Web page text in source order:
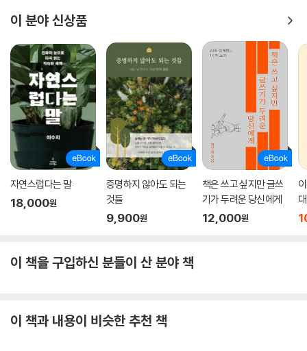
의 주체이자 생산자인 인간 본성에 대한 이해까지 시도한다.
웃음의 진화
우리는 왜 웃는지를 알아보기 위해 인간이라는 종이 처음 웃음을 터뜨린
순간, 즉 시간을 거슬러 올라가 우리 조상 인류가 언제 어떤 상황을 맞이하
여 웃음을 탄생시키게 되었는지, 웃음의 기원을 탐구한다.
최초의 웃음은 인류가 적이나 포식자 등 자신의 생명에 위협이 되는 듯한
상황을 맞닥뜨렸을 때 일차적으로 보인 두려움/긴장 반응이 알고 보니 그
상황이 걱정할 필요가 없는 사소한 것(거짓 경보)이라는 사실을 깨닫고는
누그러지는 순간에 태어났다. 경계하고 이빨을 드러내며 상대를 위협하던
찡그린 표정은 불안한 마음을 덜어 냄과 동시에 이를 살짝만 드러내거나
감추는 미소를 탄생시켰고, 나아가 주위에 있는 친지나 동료들에게 안전을
간파할 수 있을 정도로 웃음소리가 크고 “하하하” 내지는 “호호호”, “히히
에 대해서도 적절한 설명을 제공한다.
이 분야 신상품
자연스럽다는 말
18,000원
증명하지 않아도 되는
것들
9,900원
책은 쓰고 싶지만 글쓰
기가 두려운 당신에게
12,000원
이 책을 구입하신 분들이 산 분야 책
이 책과 내용이 비슷한 추천 책